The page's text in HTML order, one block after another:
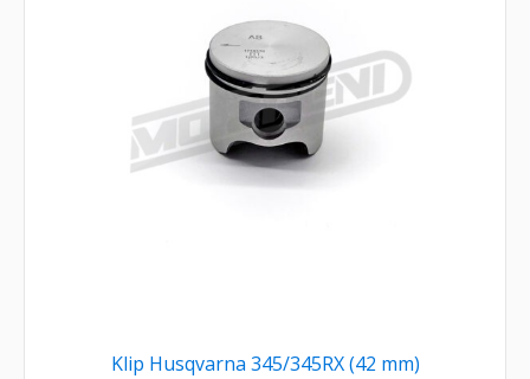
Klip Husqvarna 345/345RX (42 mm)